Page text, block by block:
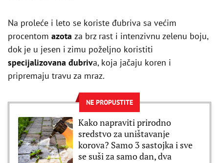
Na proleće i leto se koriste đubriva sa većim
procentom azota za brz rast i intenzivnu zelenu boju,
dok je u jesen i zimu poželjno koristiti
specijalizovana đubriva, koja jačaju koren i
pripremaju travu za mraz.
NE PROPUSTITE
Kako napraviti prirodno
sredstvo za uništavanje
korova? Samo 3 sastojka i sve
se suši za samo dan, dva